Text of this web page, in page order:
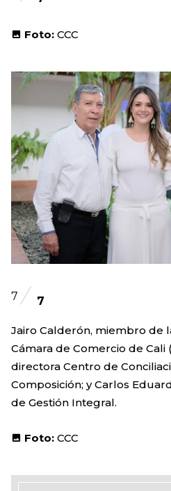
Foto: CCC
7 7
Jairo Calderón, miembro de
Cámara de Comercio de Cali
directora Centro de
Composición; y Carlos
de Gestión Integral.
Foto: CCC